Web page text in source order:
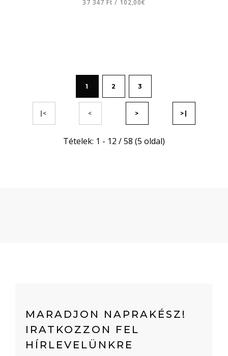
37 347 Ft/ 102,00€
|< <
1 2 3
> >|
Tételek: 1 - 12 / 58 (5 oldal)
MARADJON NAPRAKÉSZ!
IRATKOZZON FEL
HÍRLEVELÜNKRE